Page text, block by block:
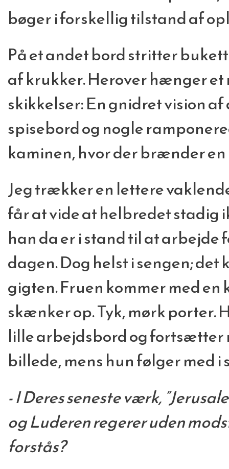
bøger i forskellig tilstand af
På et andet bord stritter
af krukker. Herover hænger
skikkelser: En gnidret vision
spisebord og nogle
kaminen, hvor der brænder
Jeg trækker en lettere
får at vide at helbredet stadig
han da er i stand til at arbejde
dagen. Dog helst i sengen;
gigten. Fruen kommer med en
skænker op. Tyk, mørk porter.
lille arbejdsbord og
billede, mens hun følger med i
- I Deres seneste værk,
og Luderen regerer uden
forstås?